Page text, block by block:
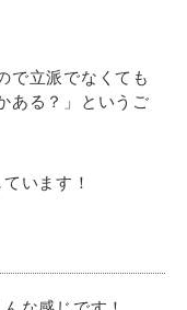
で立派でなくても
ある？」というご
います！